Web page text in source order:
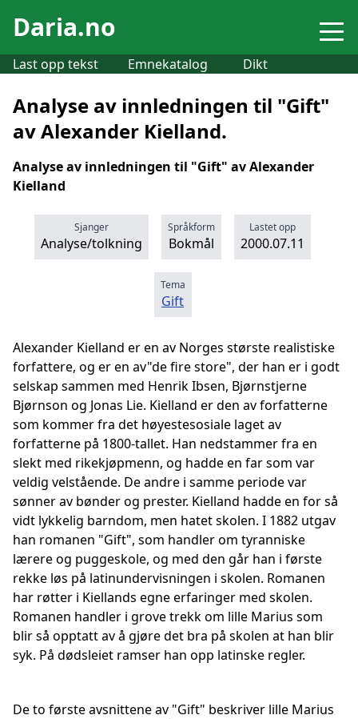
Daria.no
Last opp tekst Emnekatalog Dikt
Analyse av innledningen til "Gift"
av Alexander Kielland.
Analyse av innledningen til "Gift" av Alexander
Kielland
Sjanger
Analyse/tolkning
Språkform
Bokmål
Lastet opp
2000.07.11
Tema
Gift
Alexander Kielland er en av Norges største realistiske
forfattere, og er en av"de fire store", der han er i godt
selskap sammen med Henrik Ibsen, Bjørnstjerne
Bjørnson og Jonas Lie. Kielland er den av forfatterne
som kommer fra det høyestesosiale laget av
forfatterne på 1800-tallet. Han nedstammer fra en
slekt med rikekjøpmenn, og hadde en far som var
veldig velstående. De andre i samme periode var
sønner av bønder og prester. Kielland hadde en for så
vidt lykkelig barndom, men hatet skolen. I 1882 utgav
han romanen "Gift", som handler om tyranniske
lærere og puggeskole, og med den går han i første
rekke løs på latinundervisningen i skolen. Romanen
har røtter i Kiellands egne erfaringer med skolen.
Romanen handler i grove trekk om lille Marius som
blir så opptatt av å gjøre det bra på skolen at han blir
syk. På dødsleiet ramser han opp latinske regler.
De to første avsnittene av "Gift" beskriver lille Marius